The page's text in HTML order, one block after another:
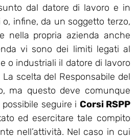
dal datore di lavoro e in
infine, da un soggetto terzo,
nella propria azienda anche
vi sono dei limiti legati al
o industriali il datore di lavoro
scelta del Responsabile del
ma questo deve comunque
seguire i Corsi RSPP
ed esercitare tale compito
nell’attività. Nel caso in cui